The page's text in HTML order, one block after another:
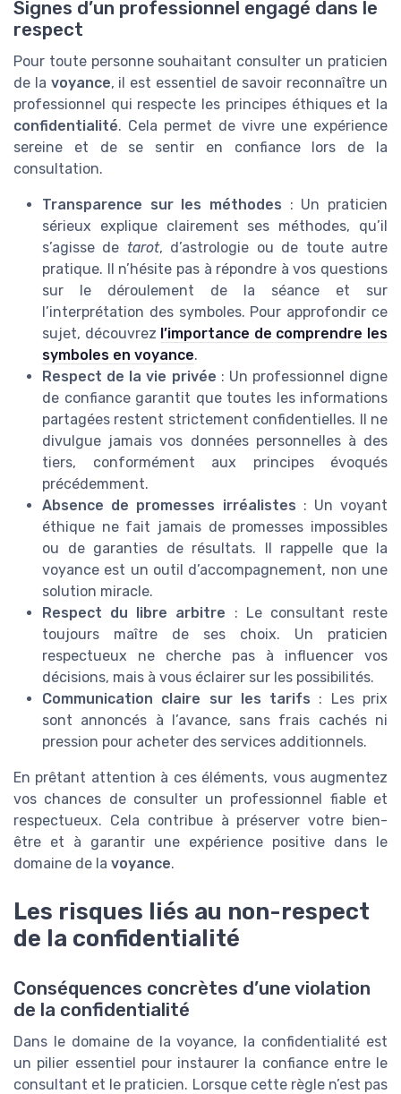
Signes d’un professionnel engagé dans le
respect
Pour toute personne souhaitant consulter un praticien
de la voyance, il est essentiel de savoir reconnaître un
professionnel qui respecte les principes éthiques et la
confidentialité. Cela permet de vivre une expérience
sereine et de se sentir en confiance lors de la
consultation.
Transparence sur les méthodes : Un praticien
sérieux explique clairement ses méthodes, qu’il
s’agisse de tarot, d’astrologie ou de toute autre
pratique. Il n’hésite pas à répondre à vos questions
sur le déroulement de la séance et sur
l’interprétation des symboles. Pour approfondir ce
sujet, découvrez l’importance de comprendre les
symboles en voyance.
Respect de la vie privée : Un professionnel digne
de confiance garantit que toutes les informations
partagées restent strictement confidentielles. Il ne
divulgue jamais vos données personnelles à des
tiers, conformément aux principes évoqués
précédemment.
Absence de promesses irréalistes : Un voyant
éthique ne fait jamais de promesses impossibles
ou de garanties de résultats. Il rappelle que la
voyance est un outil d’accompagnement, non une
solution miracle.
Respect du libre arbitre : Le consultant reste
toujours maître de ses choix. Un praticien
respectueux ne cherche pas à influencer vos
décisions, mais à vous éclairer sur les possibilités.
Communication claire sur les tarifs : Les prix
sont annoncés à l’avance, sans frais cachés ni
pression pour acheter des services additionnels.
En prêtant attention à ces éléments, vous augmentez
vos chances de consulter un professionnel fiable et
respectueux. Cela contribue à préserver votre bien-
être et à garantir une expérience positive dans le
domaine de la voyance.
Les risques liés au non-respect
de la confidentialité
Conséquences concrètes d’une violation
de la confidentialité
Dans le domaine de la voyance, la confidentialité est
un pilier essentiel pour instaurer la confiance entre le
consultant et le praticien. Lorsque cette règle n’est pas